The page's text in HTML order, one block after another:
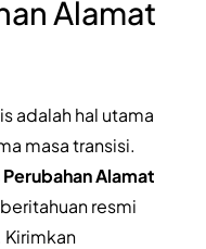
Alamat
adalah hal utama
masa transisi.
Alamat
resmi
Kirimkan